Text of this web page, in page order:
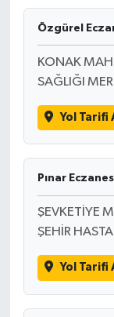
Özgürel
KONAK
SAĞLIĞI
Yol Tarifi
Pınar
ŞEVKETİYE
ŞEHİR
Yol Tarifi